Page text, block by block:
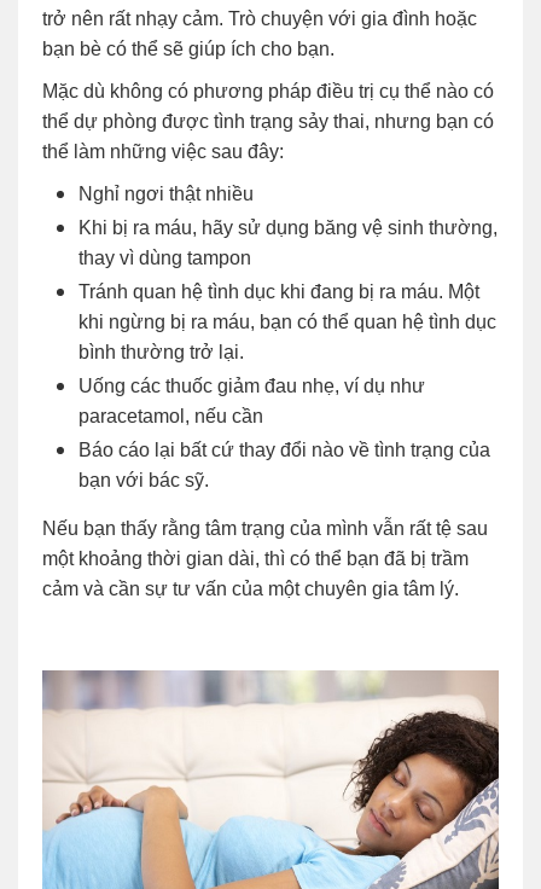
trở nên rất nhạy cảm. Trò chuyện với gia đình hoặc
bạn bè có thể sẽ giúp ích cho bạn.
Mặc dù không có phương pháp điều trị cụ thể nào có
thể dự phòng được tình trạng sảy thai, nhưng bạn có
thể làm những việc sau đây:
Nghỉ ngơi thật nhiều
Khi bị ra máu, hãy sử dụng băng vệ sinh thường,
thay vì dùng tampon
Tránh quan hệ tình dục khi đang bị ra máu. Một
khi ngừng bị ra máu, bạn có thể quan hệ tình dục
bình thường trở lại.
Uống các thuốc giảm đau nhẹ, ví dụ như
paracetamol, nếu cần
Báo cáo lại bất cứ thay đổi nào về tình trạng của
bạn với bác sỹ.
Nếu bạn thấy rằng tâm trạng của mình vẫn rất tệ sau
một khoảng thời gian dài, thì có thể bạn đã bị trầm
cảm và cần sự tư vấn của một chuyên gia tâm lý.